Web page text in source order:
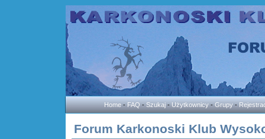
Home-FAQ-Szukaj-Użytkownicy-Grupy-
Forum Karkonoski Klub